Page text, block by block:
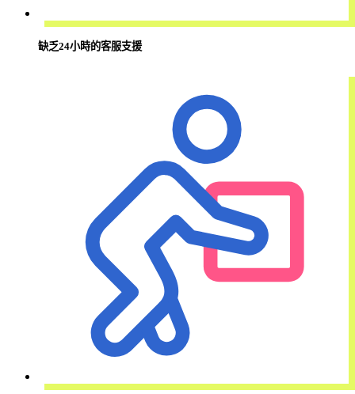
缺乏24小時的客服支援